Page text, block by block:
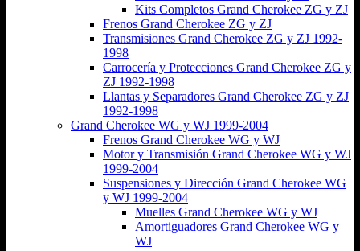
Kits Completos Grand Cherokee ZG y ZJ
Frenos Grand Cherokee ZG y ZJ
Transmisiones Grand Cherokee ZG y ZJ 1992-
1998
Carrocería y Protecciones Grand Cherokee ZG y
ZJ 1992-1998
Llantas y Separadores Grand Cherokee ZG y ZJ
1992-1998
Grand Cherokee WG y WJ 1999-2004
Frenos Grand Cherokee WG y WJ
Motor y Transmisión Grand Cherokee WG y WJ
1999-2004
Suspensiones y Dirección Grand Cherokee WG
y WJ 1999-2004
Muelles Grand Cherokee WG y WJ
Amortiguadores Grand Cherokee WG y
WJ